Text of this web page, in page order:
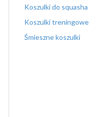
Koszulki do squasha
Koszulki treningowe
Śmieszne koszulki